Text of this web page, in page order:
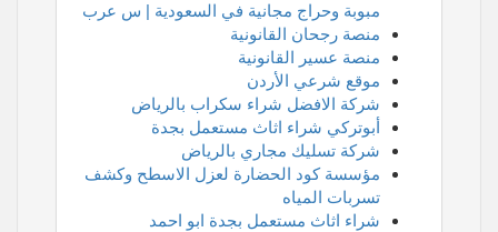
مبوبة وحراج مجانية في السعودية | س عرب
منصة رجحان القانونية
منصة عسير القانونية
موقع شرعي الأردن
شركة الافضل شراء سكراب بالرياض
أبوتركي شراء اثاث مستعمل بجدة
شركة تسليك مجاري بالرياض
مؤسسة كود الحضارة لعزل الاسطح وكشف
تسربات المياه
شراء اثاث مستعمل بجدة ابو احمد